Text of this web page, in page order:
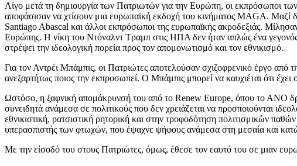
Λίγο μετά τη δημιουργία των Πατριωτών για την Ευρώπη, οι εκπρόσωποι
αποφάσισαν να χτίσουν μια ευρωπαϊκή εκδοχή του κινήματος MAGA. Μαζί
Santiago Abascal και άλλοι εκπρόσωποι της ευρωπαϊκής ακροδεξιάς.
Ευρώπης. Η νίκη του Ντόναλντ Τραμπ στις ΗΠΑ δεν ήταν απλώς ένα γεγονός
στρέψει την ιδεολογική πορεία προς τον απομονωτισμό και τον εθνικισμό.
Για τον Αντρέι Μπάμπις, οι Πατριώτες αποτελούσαν σχιζοφρενικό έργο από
ανεξαρτήτως ποιος την εκπροσωπεί. Ο Μπάμπις μπορεί να καυχιέται ότι
Ωστόσο, η ξαφνική απομάκρυνσή του από το Renew Europe, όπου το ΑΝΟ
συνειδητά ανάμεσα σε πολιτικούς που δεν χρειάζεται να προσποιούνται
εθνικιστική, ρατσιστική ρητορική και στην τροφοδότηση πολιτισμικών
υπερασπιστής των φτωχών, που έψαχνε ψήφους ανάμεσα στη μεσαία και
Με την είσοδό του στους Πατριώτες, όμως, έθεσε τον εαυτό του σε μιαν